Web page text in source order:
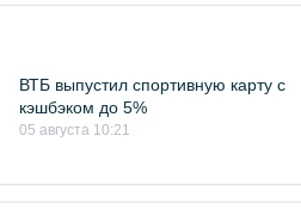
ВТБ выпустил спортивную карту с
кэшбэком до 5%
05 августа 10:21